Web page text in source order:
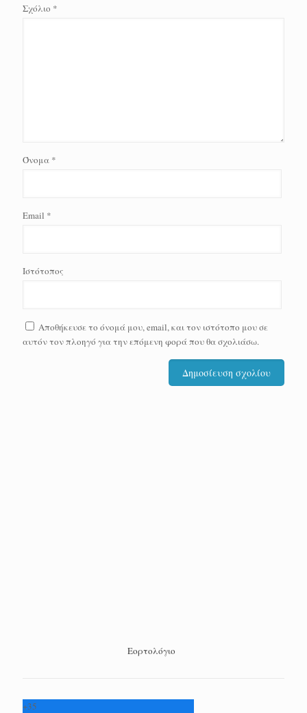
Σχόλιο *
Όνομα *
Email *
Ιστότοπος
Αποθήκευσε το όνομά μου, email, και τον ιστότοπο μου σε
αυτόν τον πλοηγό για την επόμενη φορά που θα σχολιάσω.
Εορτολόγιο
+35